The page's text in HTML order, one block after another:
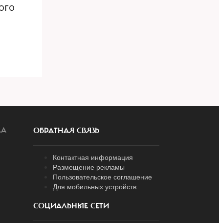
ОБРАТНАЯ СВЯЗЬ
Контактная информация
Размещение рекламы
Пользовательское соглашение
Для мобильных устройств
СОЦИАЛЬНЫЕ СЕТИ